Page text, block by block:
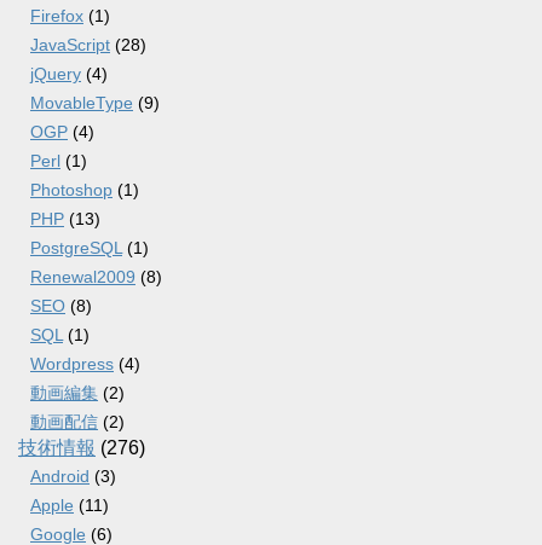
Firefox (1)
JavaScript (28)
jQuery (4)
MovableType (9)
OGP (4)
Perl (1)
Photoshop (1)
PHP (13)
PostgreSQL (1)
Renewal2009 (8)
SEO (8)
SQL (1)
Wordpress (4)
動画編集 (2)
動画配信 (2)
技術情報 (276)
Android (3)
Apple (11)
Google (6)